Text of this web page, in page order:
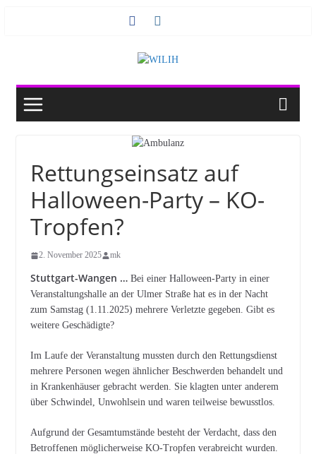
Rettungseinsatz auf
Halloween-Party – KO-
Tropfen?
2. November 2025 mk
Stuttgart-Wangen …Bei einer Halloween-Party in einer
Veranstaltungshalle an der Ulmer Straße hat es in der Nacht
zum Samstag (1.11.2025) mehrere Verletzte gegeben. Gibt es
weitere Geschädigte?
Im Laufe der Veranstaltung mussten durch den Rettungsdienst
mehrere Personen wegen ähnlicher Beschwerden behandelt und
in Krankenhäuser gebracht werden. Sie klagten unter anderem
über Schwindel, Unwohlsein und waren teilweise bewusstlos.
Aufgrund der Gesamtumstände besteht der Verdacht, dass den
Betroffenen möglicherweise KO-Tropfen verabreicht wurden.